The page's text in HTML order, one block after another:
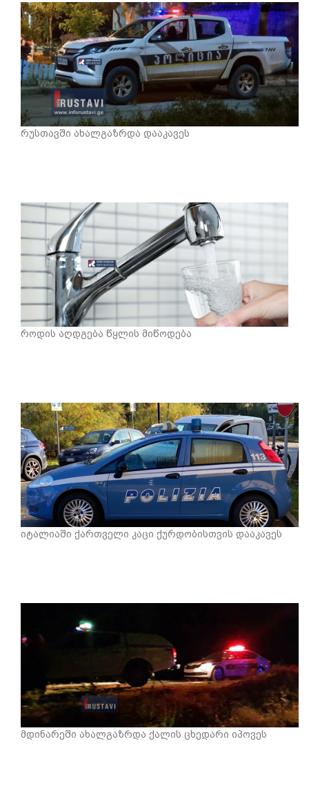
რუსთავში ახალგაზრდა დააკავეს
როდის აღდგება წყლის მიწოდება
იტალიაში ქართველი კაცი ქურდობისთვის დააკავეს
მდინარეში ახალგაზრდა ქალის ცხედარი იპოვეს